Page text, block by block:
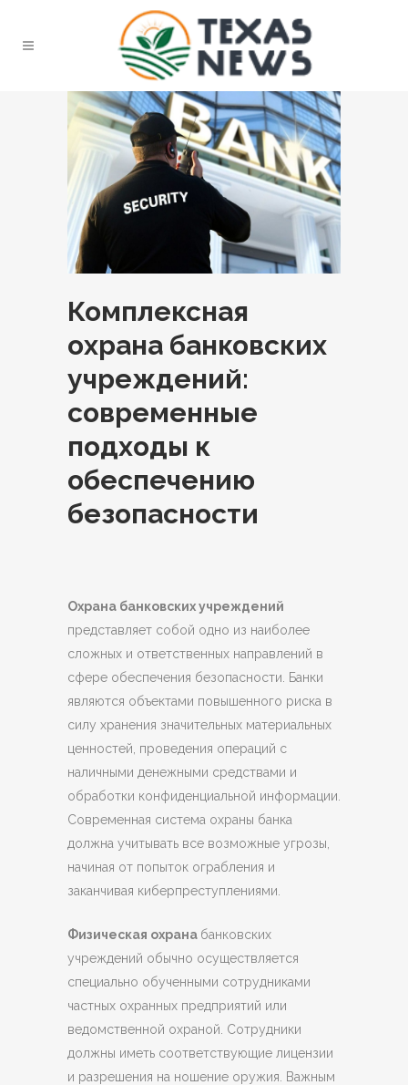
Комплексная
охрана банковских
учреждений:
современные
подходы к
обеспечению
безопасности
Охрана банковских учреждений
представляет собой одно из наиболее
сложных и ответственных направлений в
сфере обеспечения безопасности.
Банки
являются объектами повышенного риска в
силу хранения значительных материальных
ценностей, проведения операций с
наличными денежными средствами и
обработки конфиденциальной информации.
Современная система охраны банка
должна учитывать все возможные угрозы,
начиная от попыток ограбления и
заканчивая киберпреступлениями.
Физическая охрана банковских
учреждений обычно осуществляется
специально обученными сотрудниками
частных охранных предприятий или
ведомственной охраной. Сотрудники
должны иметь соответствующие лицензии
и разрешения на ношение оружия. Важным